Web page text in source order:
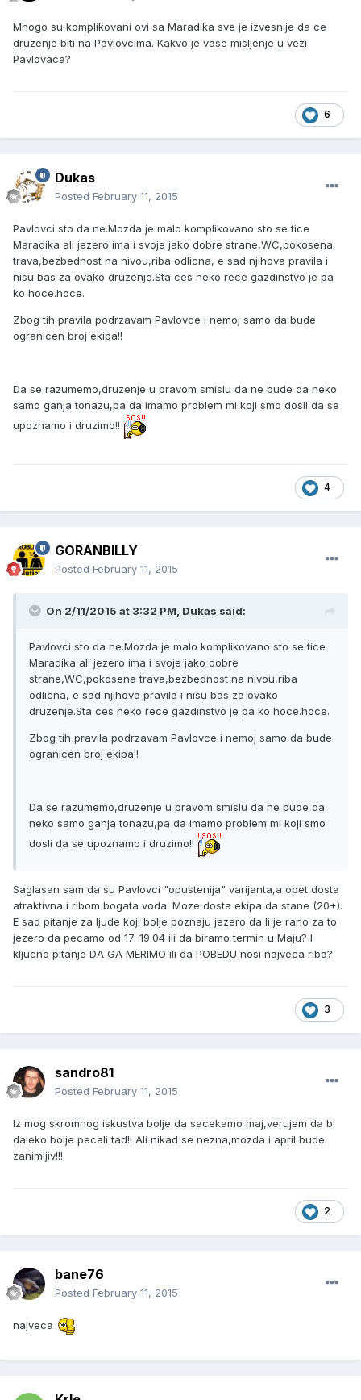
Mnogo su komplikovani ovi sa Maradika sve je izvesnije da ce
druzenje biti na Pavlovcima. Kakvo je vase misljenje u vezi
Pavlovaca?
6
Dukas
Posted February 11, 2015
Pavlovci sto da ne.Mozda je malo komplikovano sto se tice
Maradika ali jezero ima i svoje jako dobre strane,WC,pokosena
trava,bezbednost na nivou,riba odlicna, e sad njihova pravila i
nisu bas za ovako druzenje.Sta ces neko rece gazdinstvo je pa
ko hoce.hoce.
Zbog tih pravila podrzavam Pavlovce i nemoj samo da bude
ogranicen broj ekipa!!
Da se razumemo,druzenje u pravom smislu da ne bude da neko
samo ganja tonazu,pa da imamo problem mi koji smo dosli da se
upoznamo i druzimo!!
4
GORANBILLY
Posted February 11, 2015
On 2/11/2015 at 3:32 PM, Dukas said:
Pavlovci sto da ne.Mozda je malo komplikovano sto se tice
Maradika ali jezero ima i svoje jako dobre
strane,WC,pokosena trava,bezbednost na nivou,riba
odlicna, e sad njihova pravila i nisu bas za ovako
druzenje.Sta ces neko rece gazdinstvo je pa ko hoce.hoce.
Zbog tih pravila podrzavam Pavlovce i nemoj samo da bude
ogranicen broj ekipa!!
Da se razumemo,druzenje u pravom smislu da ne bude da
neko samo ganja tonazu,pa da imamo problem mi koji smo
dosli da se upoznamo i druzimo!!
Saglasan sam da su Pavlovci "opustenija" varijanta,a opet dosta
atraktivna i ribom bogata voda. Moze dosta ekipa da stane (20+).
E sad pitanje za ljude koji bolje poznaju jezero da li je rano za to
jezero da pecamo od 17-19.04 ili da biramo termin u Maju? I
kljucno pitanje DA GA MERIMO ili da POBEDU nosi najveca riba?
3
sandro81
Posted February 11, 2015
Iz mog skromnog iskustva bolje da sacekamo maj,verujem da bi
daleko bolje pecali tad!! Ali nikad se nezna,mozda i april bude
zanimljiv!!!
2
bane76
Posted February 11, 2015
najveca